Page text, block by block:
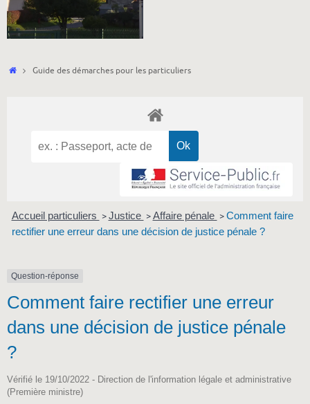
Accueil
Guide des démarches pour les particuliers
Accueil particuliers > Justice > Affaire pénale > Comment faire
rectifier une erreur dans une décision de justice pénale ?
Question-réponse
Comment faire rectifier une erreur
dans une décision de justice pénale
?
Vérifié le 19/10/2022 - Direction de l'information légale et administrative
(Première ministre)